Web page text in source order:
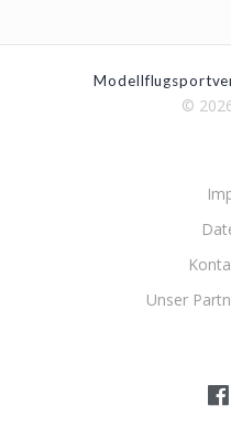
©
Unser